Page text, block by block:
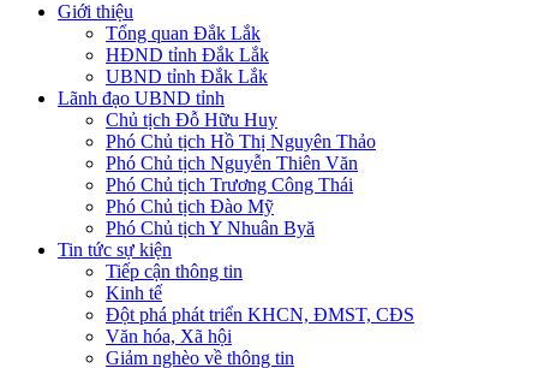
Giới thiệu
Tổng quan Đắk Lắk
HĐND tỉnh Đắk Lắk
UBND tỉnh Đắk Lắk
Lãnh đạo UBND tỉnh
Chủ tịch Đỗ Hữu Huy
Phó Chủ tịch Hồ Thị Nguyên Thảo
Phó Chủ tịch Nguyễn Thiên Văn
Phó Chủ tịch Trương Công Thái
Phó Chủ tịch Đào Mỹ
Phó Chủ tịch Y Nhuân Byă
Tin tức sự kiện
Tiếp cận thông tin
Kinh tế
Đột phá phát triển KHCN, ĐMST, CĐS
Văn hóa, Xã hội
Giảm nghèo về thông tin